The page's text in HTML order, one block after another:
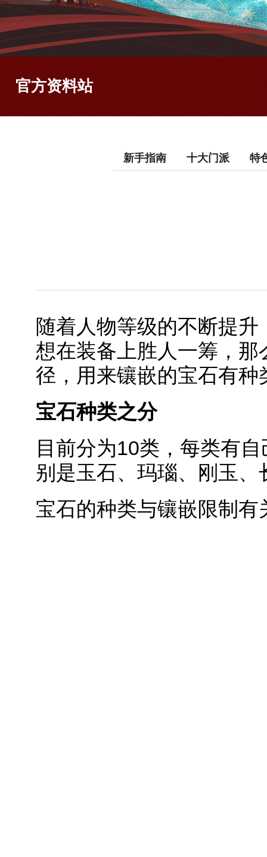
官方资料站
新手指南 十大门派 特
随着人物等级的不断提
想在装备上胜人一筹，
径，用来镶嵌的宝石有
宝石种类之分
目前分为10类，每类有
别是玉石、玛瑙、刚玉
宝石的种类与镶嵌限制有